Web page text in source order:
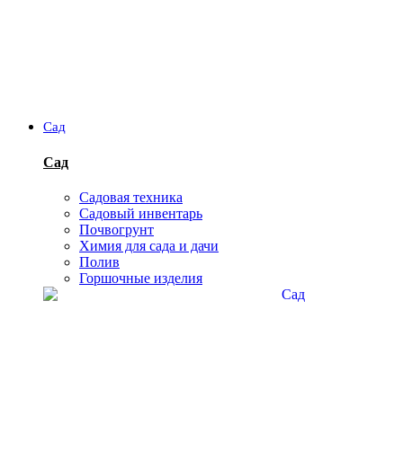
Сад
Сад
Садовая техника
Садовый инвентарь
Почвогрунт
Химия для сада и дачи
Полив
Горшочные изделия